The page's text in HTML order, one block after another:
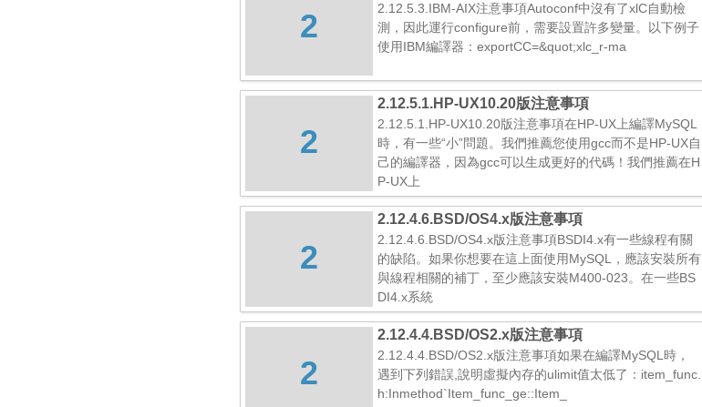
2
2.12.5.3.IBM-AIX注意事項Autoconf中沒有了xlC自動檢
測，因此運行configure前，需要設置許多變量。以下例子
使用IBM編譯器：exportCC=&quot;xlc_r-ma
2
2.12.5.1.HP-UX10.20版注意事項
2.12.5.1.HP-UX10.20版注意事項在HP-UX上編譯MySQL
時，有一些“小”問題。我們推薦您使用gcc而不是HP-UX自
己的編譯器，因為gcc可以生成更好的代碼！我們推薦在H
P-UX上
2
2.12.4.6.BSD/OS4.x版注意事項
2.12.4.6.BSD/OS4.x版注意事項BSDI4.x有一些線程有關
的缺陷。如果你想要在這上面使用MySQL，應該安裝所有
與線程相關的補丁，至少應該安裝M400-023。在一些BS
DI4.x系統
2
2.12.4.4.BSD/OS2.x版注意事項
2.12.4.4.BSD/OS2.x版注意事項如果在編譯MySQL時，
遇到下列錯誤,說明虛擬內存的ulimit值太低了：item_func.
h:Inmethod`Item_func_ge::Item_